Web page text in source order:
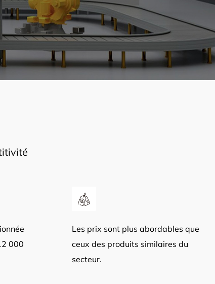
000
Les prix sont plus abordables que
ceux des produits similaires du
secteur.